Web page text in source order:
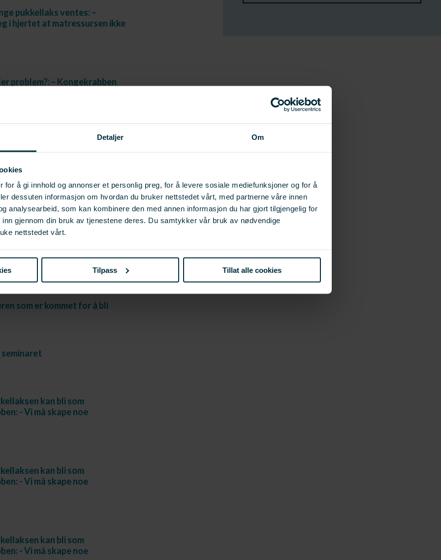
Detaljer Om
for å gi innhold og annonser et personlig preg, for å levere sosiale mediefunksjoner og for å
dessuten informasjon om hvordan du bruker nettstedet vårt, med partnerne våre innen
analysearbeid, som kan kombinere den med annen informasjon du har gjort tilgjengelig for
gjennom din bruk av tjenestene deres. Du samtykker vår bruk av nødvendige
nettstedet vårt.
Tilpass Tillat alle cookies
pukkellaks ventes: –
i hjertet at matressursen ikke
problem?: – Kongekrabben
for pukkellaksen
om pukkellaksen
(vol.no)
som er kommet for å bli
kan bli som
- Vi må skape noe
kan bli som
- Vi må skape noe
kan bli som
- Vi må skape noe